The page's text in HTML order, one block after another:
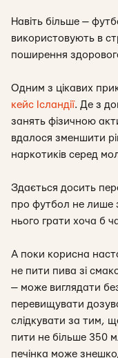
Навіть більше —
використовують в
поширення
Одним з цікавих
кейс Ісландії. Де з
занять фізичною
вдалося зменшити
наркотиків серед
Здається досить
про футбол не лише
нього грати хоча б
А поки корисна
не пити пива зі
— може виглядати
перевищувати
слідкувати за тим,
пити не більше 350
печінка може